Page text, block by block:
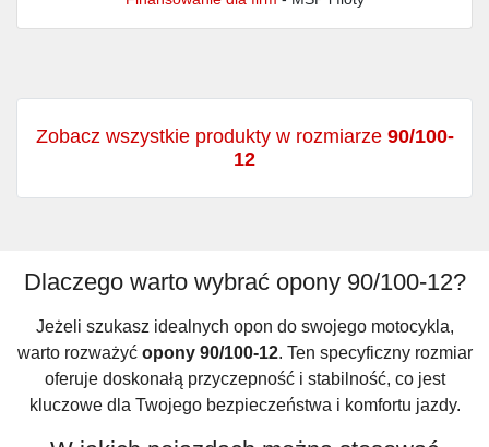
Zobacz wszystkie produkty w rozmiarze 90/100-
12
Dlaczego warto wybrać opony 90/100-12?
Jeżeli szukasz idealnych opon do swojego motocykla,
warto rozważyć opony 90/100-12. Ten specyficzny rozmiar
oferuje doskonałą przyczepność i stabilność, co jest
kluczowe dla Twojego bezpieczeństwa i komfortu jazdy.